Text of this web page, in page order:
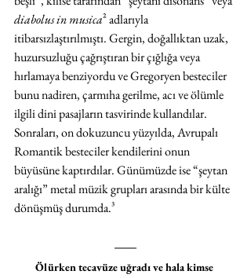
diabolus in musica² adlarıyla
itibarsızlaştırılmıştı. Gergin, doğallıktan uzak,
huzursuzluğu çağrıştıran bir çığlığa veya
hırlamaya benziyordu ve Gregoryen besteciler
bunu nadiren, çarmıha gerilme, acı ve ölümle
ilgili dini pasajların tasvirinde kullandılar.
Sonraları, on dokuzuncu yüzyılda, Avrupalı
Romantik besteciler kendilerini onun
büyüsüne kaptırdılar. Günümüzde ise “şeytan
aralığı” metal müzik grupları arasında bir külte
dönüşmüş durumda.³
Ölürken tecavüze uğradı ve hala kimse